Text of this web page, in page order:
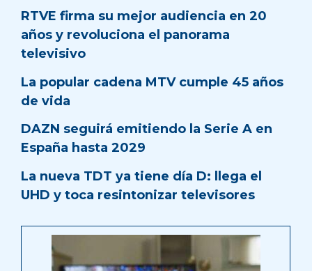
RTVE firma su mejor audiencia en 20
años y revoluciona el panorama
televisivo
La popular cadena MTV cumple 45 años
de vida
DAZN seguirá emitiendo la Serie A en
España hasta 2029
La nueva TDT ya tiene día D: llega el
UHD y toca resintonizar televisores